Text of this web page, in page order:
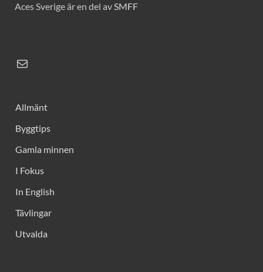
Aces Sverige är en del avSMFF
Allmänt
Byggtips
Gamla minnen
I Fokus
In English
Tävlingar
Utvalda